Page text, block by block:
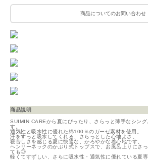
商品についてのお問い合わせ
商品説明
SUIMIN CAREから夏にぴったり、さらっと薄手なシン
す。
通気性と吸水性に優れた綿100％のガーゼ素材を使用。
汗をすっと吸水してくれる、さらっとした心地よさ。
寝苦しさを感じる夏に快適な、かろやかな着心地です。
ヘンリーネックのかぶり式トップスで、お風呂上りにさ
ても◎
軽くてすずしい、さらに吸水性・通気性に優れている夏